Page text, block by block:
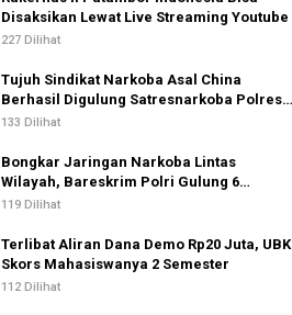
Disaksikan Lewat Live Streaming Youtube
227 Dilihat
Tujuh Sindikat Narkoba Asal China
Berhasil Digulung Satresnarkoba Polres
Metro Jakarta Barat
133 Dilihat
Bongkar Jaringan Narkoba Lintas
Wilayah, Bareskrim Polri Gulung 6
Pengedar dan Buru 2 DPO
119 Dilihat
Terlibat Aliran Dana Demo Rp20 Juta, UBK
Skors Mahasiswanya 2 Semester
112 Dilihat